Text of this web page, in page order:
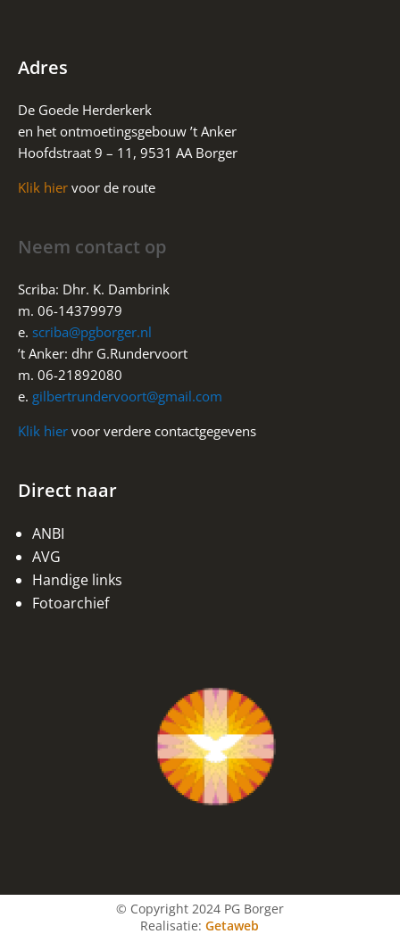
Adres
De Goede Herderkerk
en het ontmoetingsgebouw ’t Anker
Hoofdstraat 9 – 11, 9531 AA Borger
Klik hier voor de route
Neem contact op
Scriba: Dhr. K. Dambrink
m. 06-14379979
e. scriba@pgborger.nl
’t Anker: dhr G.Rundervoort
m. 06-21892080
e. gilbertrundervoort@gmail.com
Klik hier voor verdere contactgegevens
Direct naar
ANBI
AVG
Handige links
Fotoarchief
© Copyright 2024 PG Borger
Realisatie:Getaweb